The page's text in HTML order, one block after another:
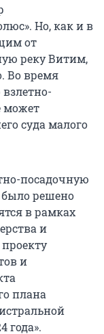
Но, как и в
от
реку Витим,
Во время
может
суда малого
посадочную
было решено
в рамках
и
и
плана
года».